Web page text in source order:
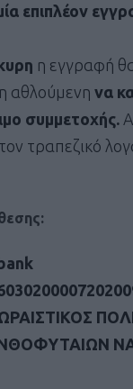
επιπλέον
η εγγραφή
αθλούμενη να
συμμετοχής.
τραπεζικό